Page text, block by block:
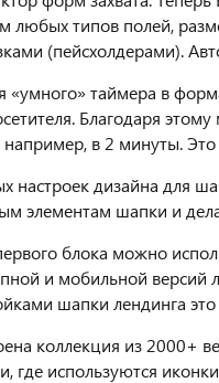
любых типов полей,
(пейсхолдерами).
таймера в
Благодаря
в 2 минуты.
настроек дизайна для
элементам шапки и
блока можно
и мобильной версий
шапки лендинга это
коллекция из 2000+
где используются